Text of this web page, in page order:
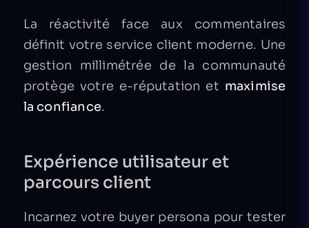
La réactivité face aux commentaires
définit votre service client moderne. Une
gestion millimétrée de la communauté
protège votre e-réputation et maximise
la confiance.
Expérience utilisateur et
parcours client
Incarnez votre buyer persona pour tester